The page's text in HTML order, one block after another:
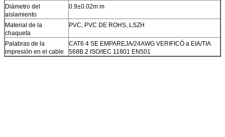
Diámetro del
aislamiento
0.9±0.02m m
Material de la
chaqueta
PVC, PVC DE ROHS, LSZH
Palabras de la
impresión en el cable
CAT6 4 SE EMPAREJA/24AWG VERIFICÓ a EIA/TIA
568B.2 ISO/IEC 11801 EN501